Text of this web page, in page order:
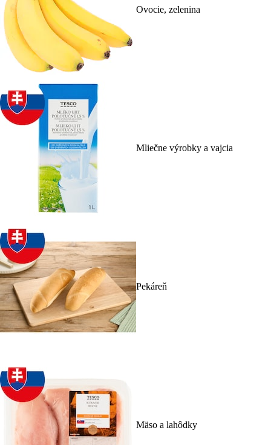
Ovocie, zelenina
Mliečne výrobky a vajcia
Pekáreň
Mäso a lahôdky